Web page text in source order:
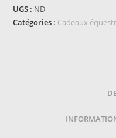
PONY
ACADEMY
UGS : ND
Catégories : Cadeaux